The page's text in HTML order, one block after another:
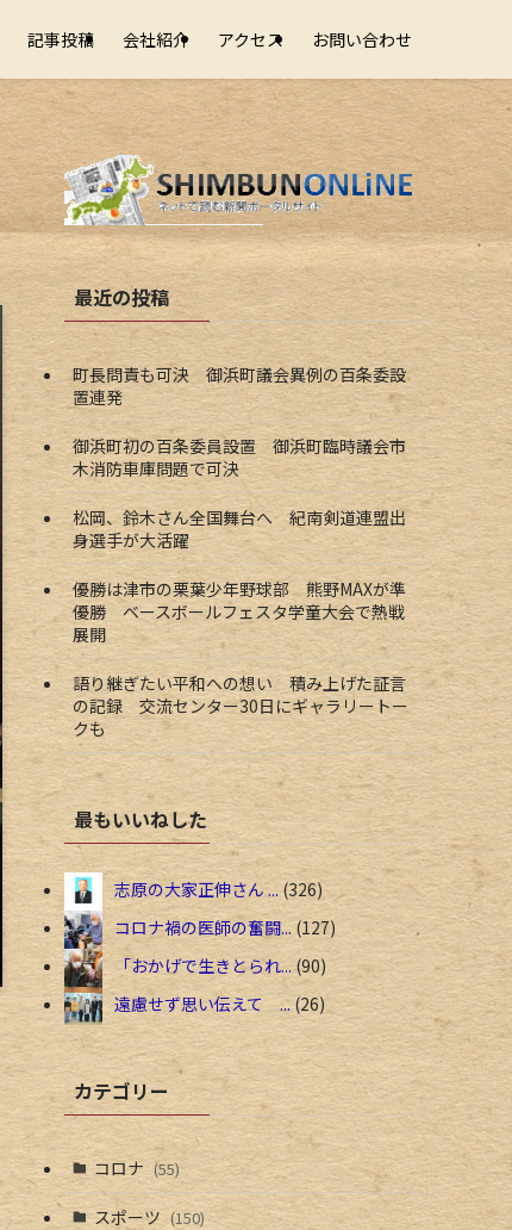
記事投稿 会社紹介 アクセス お問い合わせ
最近の投稿
町長問責も可決 御浜町議会異例の百条委設
置連発
御浜町初の百条委員設置 御浜町臨時議会市
木消防車庫問題で可決
松岡、鈴木さん全国舞台へ 紀南剣道連盟出
身選手が大活躍
優勝は津市の栗葉少年野球部 熊野MAXが準
優勝 ベースボールフェスタ学童大会で熱戦
展開
語り継ぎたい平和への想い 積み上げた証言
の記録 交流センター30日にギャラリートー
クも
最もいいねした
志原の大家正伸さん ... 326
コロナ禍の医師の奮闘... 127
「おかげで生きとられ... 90
遠慮せず思い伝えて ... 26
カテゴリー
コロナ (55)
スポーツ (150)